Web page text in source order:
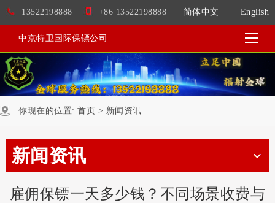
简体中文 English
13522198888 +86 13522198888
中京特卫国际保镖公司
你现在的位置: 首页 > 新闻资讯
新闻资讯
雇佣保镖一天多少钱？不同场景收费与